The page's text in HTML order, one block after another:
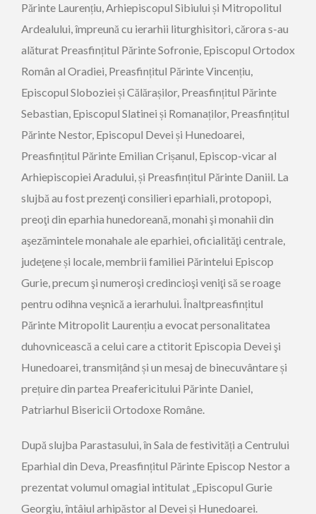
Părinte Laurențiu, Arhiepiscopul Sibiului și Mitropolitul
Ardealului, împreună cu ierarhii liturghisitori, cărora s-au
alăturat Preasfințitul Părinte Sofronie, Episcopul Ortodox
Român al Oradiei, Preasfințitul Părinte Vincențiu,
Episcopul Sloboziei și Călărașilor, Preasfințitul Părinte
Sebastian, Episcopul Slatinei și Romanaților, Preasfințitul
Părinte Nestor, Episcopul Devei și Hunedoarei,
Preasfințitul Părinte Emilian Crișanul, Episcop-vicar al
Arhiepiscopiei Aradului, și Preasfințitul Părinte Daniil. La
slujbă au fost prezenţi consilieri eparhiali, protopopi,
preoţi din eparhia hunedoreană, monahi şi monahii din
aşezămintele monahale ale eparhiei, oficialităţi centrale,
judeţene și locale, membrii familiei Părintelui Episcop
Gurie, precum şi numeroşi credincioşi veniţi să se roage
pentru odihna veşnică a ierarhului. Înaltpreasfințitul
Părinte Mitropolit Laurențiu a evocat personalitatea
duhovnicească a celui care a ctitorit Episcopia Devei şi
Hunedoarei, transmițând și un mesaj de binecuvântare și
prețuire din partea Preafericitului Părinte Daniel,
Patriarhul Bisericii Ortodoxe Române.
După slujba Parastasului, în Sala de festivități a Centrului
Eparhial din Deva, Preasfințitul Părinte Episcop Nestor a
prezentat volumul omagial intitulat „Episcopul Gurie
Georgiu, întâiul arhipăstor al Devei și Hunedoarei.